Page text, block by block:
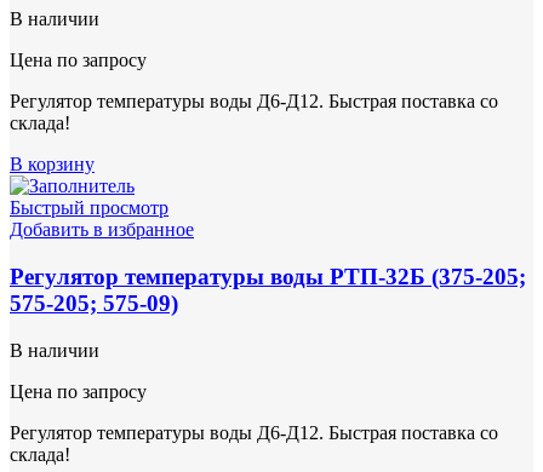
В наличии
Цена по запросу
Регулятор температуры воды Д6-Д12. Быстрая поставка со
склада!
В корзину
Быстрый просмотр
Добавить в избранное
Регулятор температуры воды РТП-32Б (375-205;
575-205; 575-09)
В наличии
Цена по запросу
Регулятор температуры воды Д6-Д12. Быстрая поставка со
склада!